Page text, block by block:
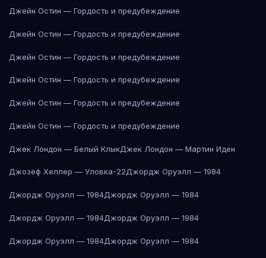
Джейн Остин — Гордость и предубеждение
Джейн Остин — Гордость и предубеждение
Джейн Остин — Гордость и предубеждение
Джейн Остин — Гордость и предубеждение
Джейн Остин — Гордость и предубеждение
Джейн Остин — Гордость и предубеждение
Джек Лондон — Белый КлыкДжек Лондон — Мартин Иден
Джозеф Хеллер — Уловка-22Джордж Оруэлл — 1984
Джордж Оруэлл — 1984Джордж Оруэлл — 1984
Джордж Оруэлл — 1984Джордж Оруэлл — 1984
Джордж Оруэлл — 1984Джордж Оруэлл — 1984